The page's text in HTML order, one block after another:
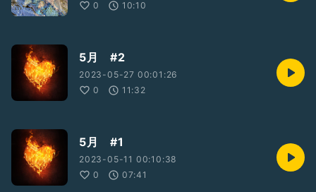
0
10:10
5月 #2
2023-05-27 00:01:26
0
11:32
5月 #1
2023-05-11 00:10:38
0
07:41